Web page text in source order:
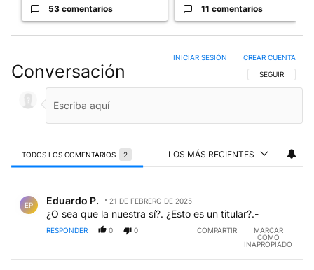
53 comentarios 11 comentarios
Conversación SIGA ESTA
SEGUIR
INICIAR SESIÓN CREAR CUENTA
TODOS LOS COMENTARIOS 2 LOS MÁS RECIENTES
EP Eduardo P. 21 DE FEBRERO DE 2025
¿O sea que la nuestra sí?. ¿Esto es un titular?.-
RESPONDER 0 0 COMPARTIR
MARCAR
COMO
INAPROPIADO